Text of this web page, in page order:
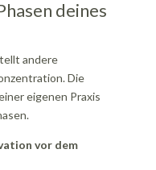
deines
andere
Die
eigenen Praxis
vor dem